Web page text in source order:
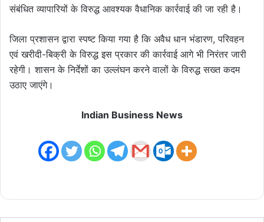
संबंधित व्यापारियों के विरुद्ध आवश्यक वैधानिक कार्रवाई की जा रही है।
जिला प्रशासन द्वारा स्पष्ट किया गया है कि अवैध धान भंडारण, परिवहन
एवं खरीदी-बिक्री के विरुद्ध इस प्रकार की कार्रवाई आगे भी निरंतर जारी
रहेगी। शासन के निर्देशों का उल्लंघन करने वालों के विरुद्ध सख्त कदम
उठाए जाएंगे।
Indian Business News